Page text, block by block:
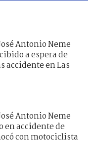
Antonio Neme
a espera de
accidente en Las
Antonio Neme
en accidente de
con motociclista